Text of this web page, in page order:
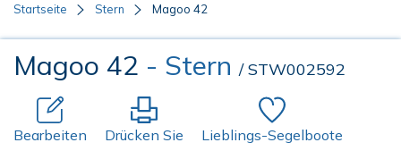
Startseite Stern Magoo 42
Magoo 42 - Stern / STW002592
Bearbeiten Drücken Sie Lieblings-Segelboote